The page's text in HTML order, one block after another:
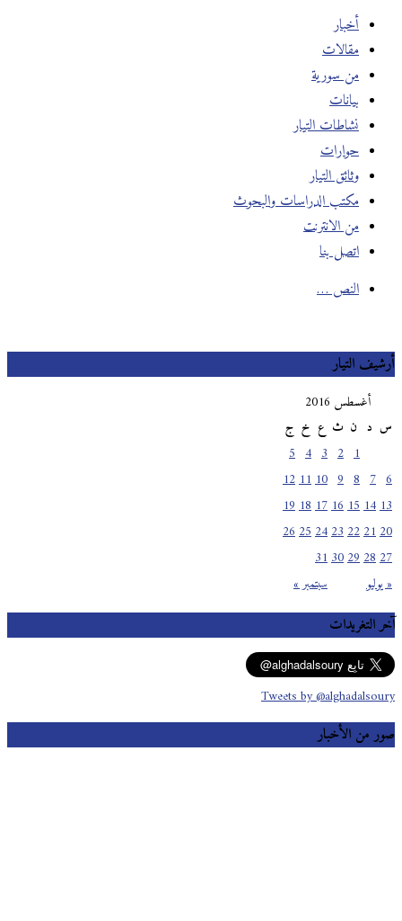
أخبار
مقالات
من سورية
بيانات
نشاطات التيار
حوارات
وثائق التيار
مكتب الدراسات والبحوث
من الانترنت
اتصل بنا
النص …
أرشيف التيار
أغسطس 2016
س
ث خ ج
« يوليو سبتمبر »
10
11
12
13
14
15
16
17
18
19
20
21
22
23
24
25
26
27
28
29
30
31
آخر التغريدات
Tweets by @alghadalsoury
صور من الأخبار